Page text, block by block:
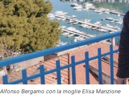
Alfonso Bergamo con la moglie Elisa Manzione